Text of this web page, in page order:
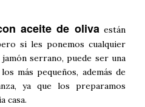
aceite de olivaestán
si les ponemos cualquier
serrano, puede ser una
más pequeños, además de
ya que los preparamos
casa.